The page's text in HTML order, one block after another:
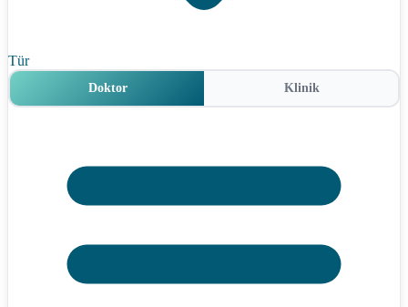
Tür
Doktor Klinik